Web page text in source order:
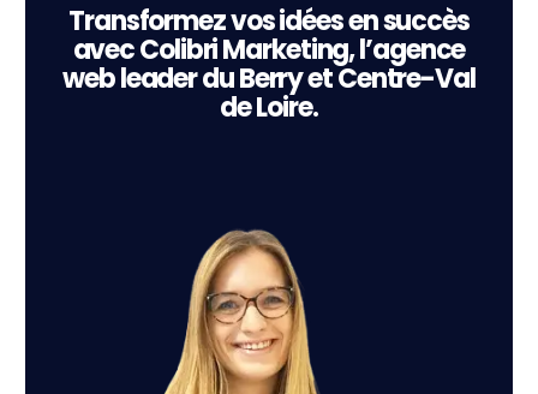
Transformez vos idées en succès
avec Colibri Marketing, l’agence
web leader du Berry et Centre-Val
de Loire.